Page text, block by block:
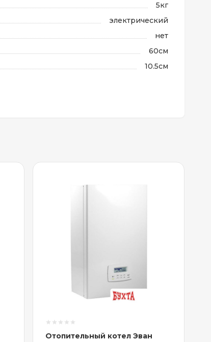
5кг
электрический
нет
60см
10.5см
Отопительный котел Эван